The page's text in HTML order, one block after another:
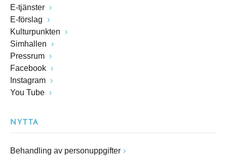
E-tjänster
E-förslag
Kulturpunkten
Simhallen
Pressrum
Facebook
Instagram
You Tube
NYTTA
Behandling av personuppgifter